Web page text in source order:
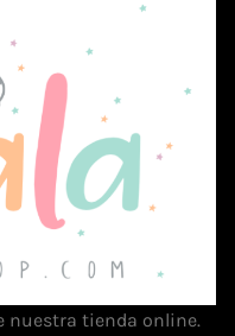
nuestra tienda online.